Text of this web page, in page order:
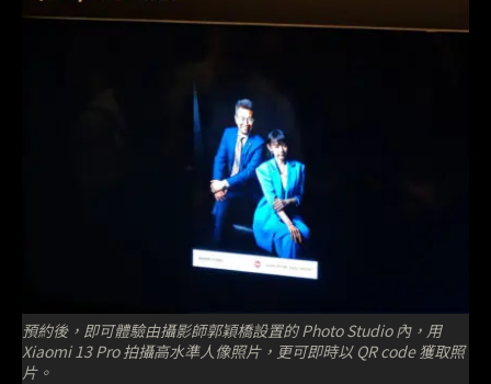
預約後，即可體驗由攝影師郭穎橋設置的 Photo Studio 內，用
Xiaomi 13 Pro 拍攝高水準人像照片，更可即時以 QR code 獲取照
片。